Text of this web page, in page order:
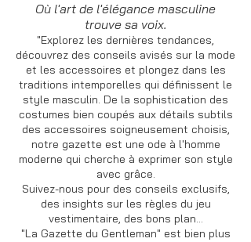
Où l'art de l'élégance masculine
trouve sa voix.
"Explorez les dernières tendances,
découvrez des conseils avisés sur la mode
et les accessoires et plongez dans les
traditions intemporelles qui définissent le
style masculin. De la sophistication des
costumes bien coupés aux détails subtils
des accessoires soigneusement choisis,
notre gazette est une ode à l'homme
moderne qui cherche à exprimer son style
avec grâce.
Suivez-nous pour des conseils exclusifs,
des insights sur les règles du jeu
vestimentaire, des bons plan...
"La Gazette du Gentleman" est bien plus